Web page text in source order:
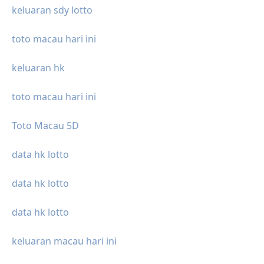
keluaran sdy lotto
toto macau hari ini
keluaran hk
toto macau hari ini
Toto Macau 5D
data hk lotto
data hk lotto
data hk lotto
keluaran macau hari ini